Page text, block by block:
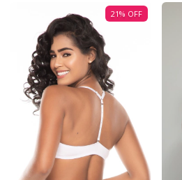
21% OFF